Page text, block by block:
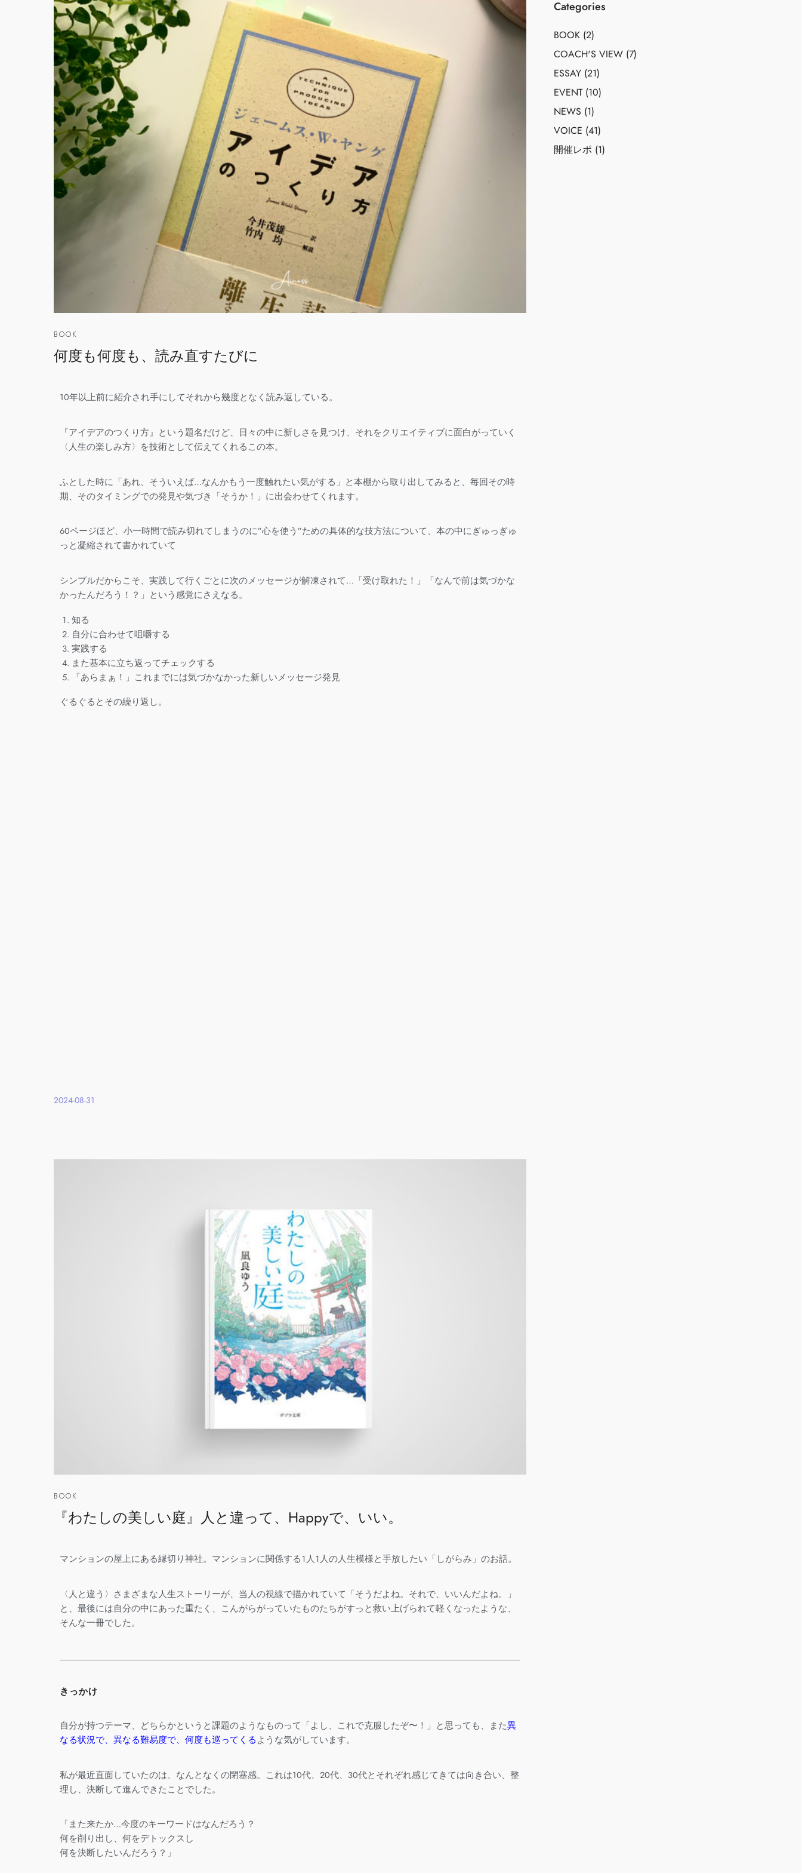
BOOK
何度も何度も、読み直すたびに
10年以上前に紹介され手にしてそれから幾度となく読み返している。
『アイデアのつくり方』という題名だけど、日々の中に新しさを見つけ、それをクリエイティブに面白がっていく
〈人生の楽しみ方〉を技術として伝えてくれるこの本。
ふとした時に「あれ、そういえば…なんかもう一度触れたい気がする」と本棚から取り出してみると、 毎回その時
期、そのタイミングでの発見や気づき「そうか！」に出会わせてくれます。
60ページほど、小一時間で読み切れてしまうのに”心を使う”ための具体的な技方法について、本の中にぎゅっぎゅ
っと凝縮されて書かれていて
シンプルだからこそ、実践して行くごとに次のメッセージが解凍されて…「受け取れた！」「なんで前は気づかな
かったんだろう！？」という感覚にさえなる。
知る
自分に合わせて咀嚼する
実践する
また基本に立ち返ってチェックする
「あらまぁ！」これまでには気づかなかった新しいメッセージ発見
ぐるぐるとその繰り返し。
2024-08-31
BOOK
『わたしの美しい庭』人と違って、Happyで、いい。
マンションの屋上にある縁切り神社。 マンションに関係する１人１人の人生模様と手放したい「しがらみ」のお話。
〈人と違う〉さまざまな人生ストーリーが、当人の視線で描かれていて「そうだよね。それで、いいんだよね。」
と、 最後には自分の中にあった重たく、こんがらがっていたものたちがすっと救い上げられて軽くなったような、
そんな一冊でした。
きっかけ
自分が持つテーマ、どちらかというと課題のようなものって「よし、これで克服したぞ〜！」と思っても、また異
なる状況で、異なる難易度で、何度も巡ってくる ような気がしています。
私が最近直面していたのは、なんとなくの閉塞感。これは10代、20代、30代とそれぞれ感じてきては向き合い、整
理し、決断して進んできたことでした。
「また来たか…今度のキーワードはなんだろう？
何を削り出し、何をデトックスし
何を決断したいんだろう？」
Categories
BOOK (2)
COACH'S VIEW (7)
ESSAY (21)
EVENT(10)
NEWS (1)
VOICE (41)
開催レポ (1)